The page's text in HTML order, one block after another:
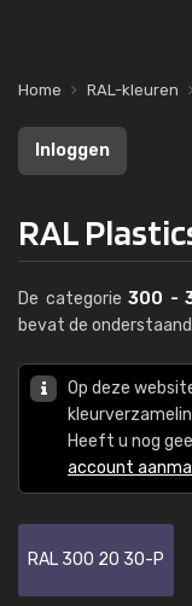
Home RAL-kleuren
Inloggen
RAL
De categorie 300 -
bevat de
Op deze
Heeft u nog
account
RAL 300 20 30-P